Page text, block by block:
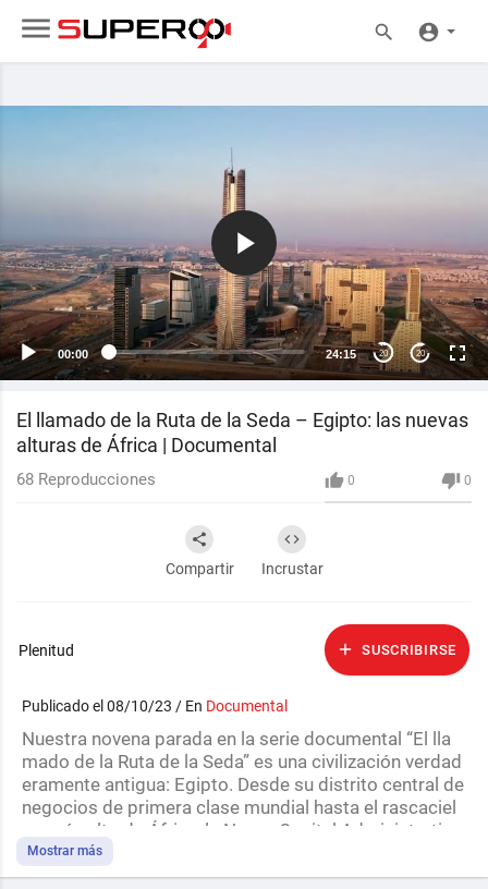
00:00 24:15 20 20
El llamado de la Ruta de la Seda – Egipto: las nuevas
alturas de África | Documental
0 0
68 Reproducciones
Compartir Incrustar
Plenitud SUSCRIBIRSE
Publicado el 08/10/23 / En Documental
Nuestra novena parada en la serie documental “El lla
mado de la Ruta de la Seda” es una civilización verdad
eramente antigua: Egipto. Desde su distrito central de
negocios de primera clase mundial hasta el rascaciel
os más alto de África, la Nueva Capital Administrativa
en un desierto a 50 kilómetros de El Cairo demuestra
la ambición del país. Y con la iniciativa de la Franja y la
Mostrar más